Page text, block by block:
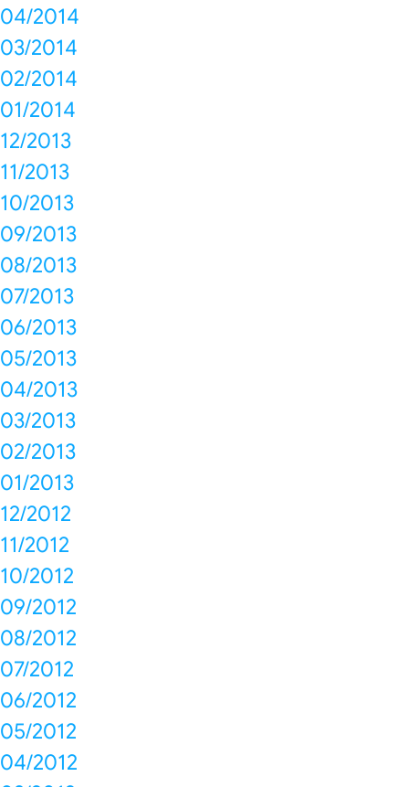
04/2014
03/2014
02/2014
01/2014
12/2013
11/2013
10/2013
09/2013
08/2013
07/2013
06/2013
05/2013
04/2013
03/2013
02/2013
01/2013
12/2012
11/2012
10/2012
09/2012
08/2012
07/2012
06/2012
05/2012
04/2012